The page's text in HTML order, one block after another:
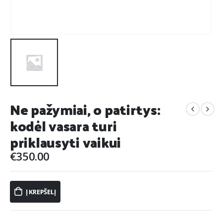
Ne pažymiai, o patirtys:
kodėl vasara turi
priklausyti vaikui
€350.00
Į KREPŠELĮ